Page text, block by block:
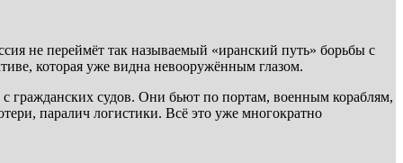
не переймёт так называемый «иранский путь» борьбы с
которая уже видна невооружённым глазом.
гражданских судов. Они бьют по портам, военным кораблям,
паралич логистики. Всё это уже многократно